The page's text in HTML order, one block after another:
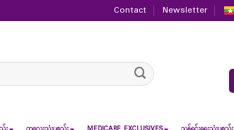
Contact Newsletter